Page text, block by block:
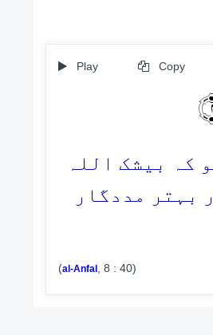
Play Copy
کہ بیشک اللہ
بہتر مددگار
(al-Anfal, 8 : 40)